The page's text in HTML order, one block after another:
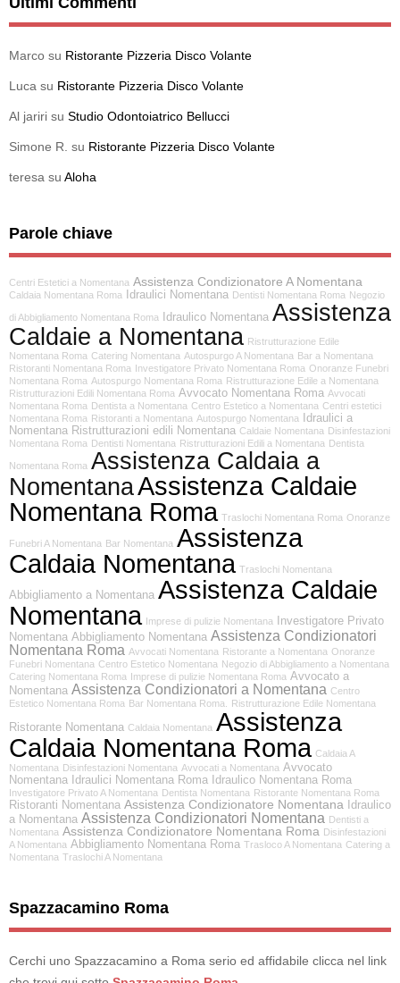
Marco su Ristorante Pizzeria Disco Volante
Luca su Ristorante Pizzeria Disco Volante
Al jariri su Studio Odontoiatrico Bellucci
Simone R. su Ristorante Pizzeria Disco Volante
teresa su Aloha
Parole chiave
Centri Estetici a Nomentana Assistenza Condizionatore A Nomentana
Caldaia Nomentana Roma Idraulici Nomentana Dentisti Nomentana Roma Negozio
di Abbigliamento Nomentana Roma Idraulico Nomentana Assistenza
Caldaie a Nomentana Ristrutturazione Edile
Nomentana Roma Catering Nomentana Autospurgo A Nomentana Bar a Nomentana
Ristoranti Nomentana Roma
Investigatore Privato Nomentana Roma Onoranze Funebri
Nomentana Roma Autospurgo Nomentana Roma Ristrutturazione Edile a Nomentana
Ristrutturazioni Edili Nomentana Roma Avvocato Nomentana Roma Avvocati
Nomentana Roma Dentista a Nomentana Centro Estetico a Nomentana Centri estetici
Nomentana Roma Ristoranti a Nomentana Autospurgo Nomentana
Idraulici a
Nomentana Ristrutturazioni edili Nomentana Caldaie Nomentana Disinfestazioni
Nomentana Roma Dentisti Nomentana Ristrutturazioni Edili a Nomentana Dentista
Nomentana Roma Assistenza Caldaia a
NomentanaAssistenza Caldaie
Nomentana Roma Traslochi Nomentana Roma Onoranze
Funebri A Nomentana Bar Nomentana Assistenza
Caldaia Nomentana Traslochi Nomentana
Abbigliamento a Nomentana Assistenza Caldaie
Nomentana
Imprese di pulizie Nomentana
Investigatore Privato
Nomentana Abbigliamento Nomentana Assistenza Condizionatori
Nomentana Roma Avvocati Nomentana Ristorante a Nomentana Onoranze
Funebri Nomentana Centro Estetico Nomentana Negozio di Abbigliamento a Nomentana
Catering Nomentana Roma
Imprese di pulizie Nomentana Roma Avvocato a
Nomentana Assistenza Condizionatori a Nomentana Centro
Estetico Nomentana Roma Bar Nomentana Roma. Ristrutturazione Edile Nomentana
Ristorante Nomentana Caldaia Nomentana Assistenza
Caldaia Nomentana Roma Caldaia A
Nomentana Disinfestazioni Nomentana Avvocati a Nomentana Avvocato
Nomentana Idraulici Nomentana Roma Idraulico Nomentana Roma
Investigatore Privato A Nomentana Dentista Nomentana Ristorante Nomentana Roma
Ristoranti Nomentana Assistenza Condizionatore Nomentana Idraulico
a Nomentana Assistenza Condizionatori Nomentana Dentisti a
Nomentana Assistenza Condizionatore Nomentana Roma Disinfestazioni
A Nomentana Abbigliamento Nomentana Roma Trasloco A Nomentana Catering a
Nomentana Traslochi A Nomentana
Spazzacamino Roma
Cerchi uno Spazzacamino a Roma serio ed affidabile clicca nel link